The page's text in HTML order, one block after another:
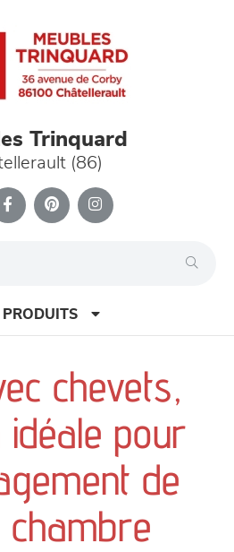
Trinquard
(86)
PRODUITS
chevets,
idéale pour
de